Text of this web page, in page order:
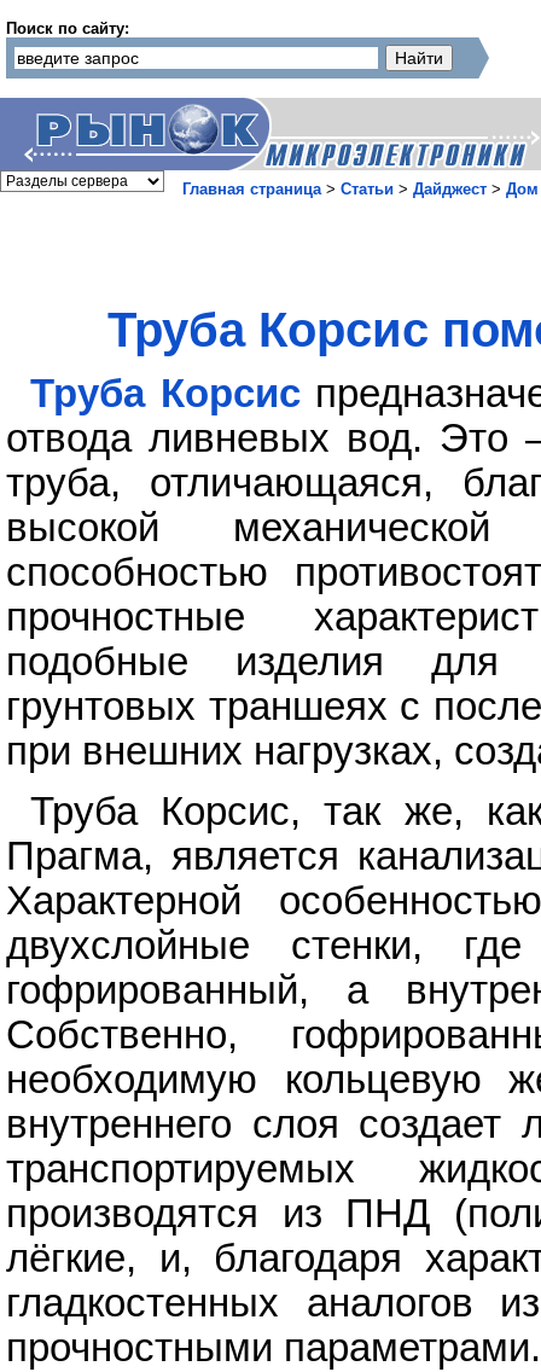
Поиск по сайту:
Главная страница> Статьи > Дайджест > Дом
Труба Корсис
Труба Корсис
отвода ливневых вод. Это
труба, отличающаяся,
высокой
способностью
прочностные
подобные изделия для
грунтовых траншеях с
при внешних нагрузках,
Труба Корсис, так же,
Прагма, является
Характерной
двухслойные стенки,
гофрированный, а
Собственно,
необходимую кольцевую
внутреннего слоя
транспортируемых
производятся из ПНД
лёгкие, и, благодаря
гладкостенных
прочностными параметрами.